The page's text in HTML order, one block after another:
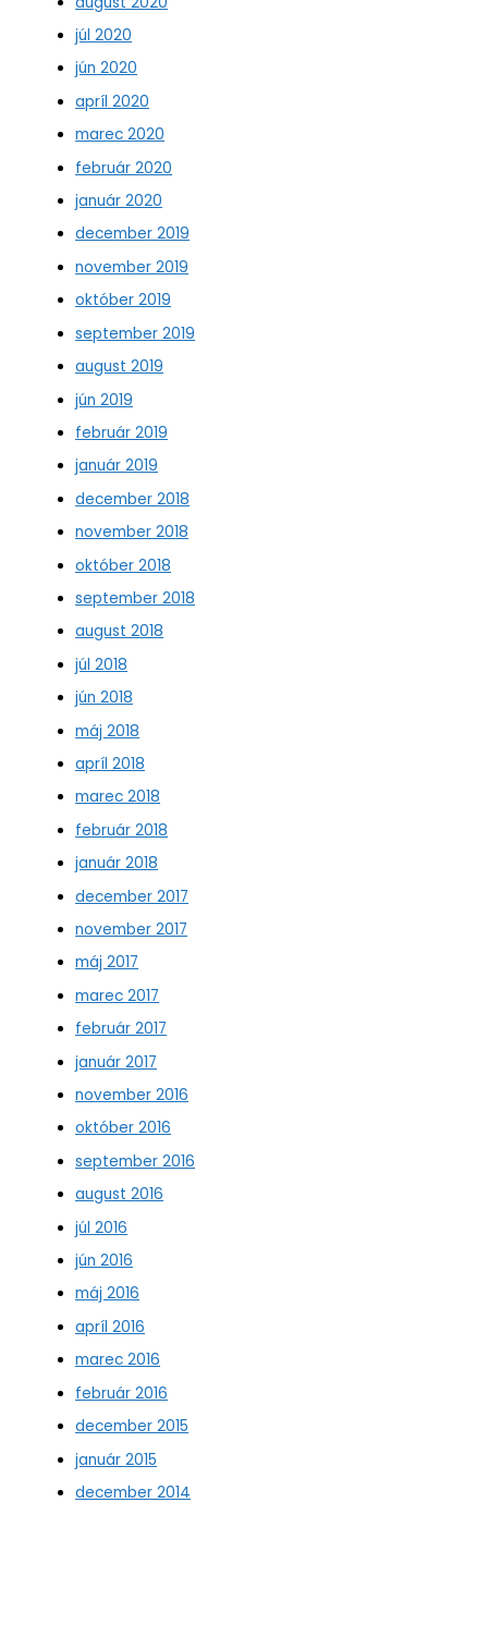
júl 2020
jún 2020
apríl 2020
marec 2020
február 2020
január 2020
december 2019
november 2019
október 2019
september 2019
august 2019
jún 2019
február 2019
január 2019
december 2018
november 2018
október 2018
september 2018
august 2018
júl 2018
jún 2018
máj 2018
apríl 2018
marec 2018
február 2018
január 2018
december 2017
november 2017
máj 2017
marec 2017
február 2017
január 2017
november 2016
október 2016
september 2016
august 2016
júl 2016
jún 2016
máj 2016
apríl 2016
marec 2016
február 2016
december 2015
január 2015
december 2014